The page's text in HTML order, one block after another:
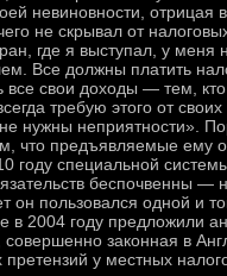
невиновности, отрицая
не скрывал от
где я выступал, у меня
Все должны платить
все свои доходы — тем,
требую этого от своих
нужны неприятности».
что предъявляемые ему
году специальной
беспочвенны —
он пользовался одной и
в 2004 году предложили
законная в
у местных